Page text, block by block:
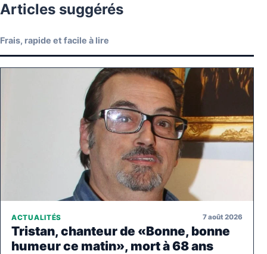
Articles suggérés
Frais, rapide et facile à lire
ACTUALITÉS 7 août 2026
Tristan, chanteur de «Bonne, bonne
humeur ce matin», mort à 68 ans